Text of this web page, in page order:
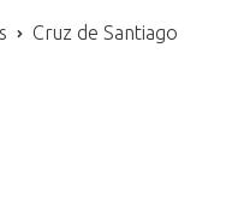
Cruz de Santiago